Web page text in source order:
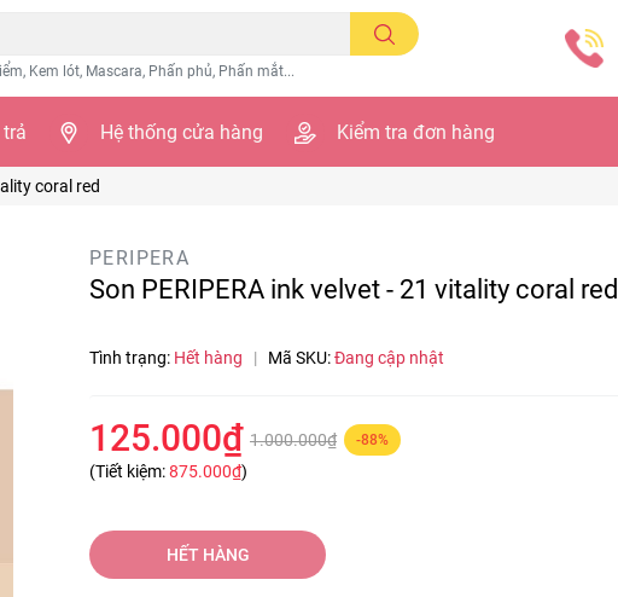
Kem lót, Mascara, Phấn phủ, Phấn mắt...
Hệ thống cửa hàng Kiểm tra đơn hàng
coral red
PERIPERA
Son PERIPERA ink velvet - 21 vitality coral red
Tình trạng: Hết hàng | Mã SKU:Đang cập nhật
125.000₫ 1.000.000₫ -88%
(Tiết kiệm:875.000₫)
HẾT HÀNG